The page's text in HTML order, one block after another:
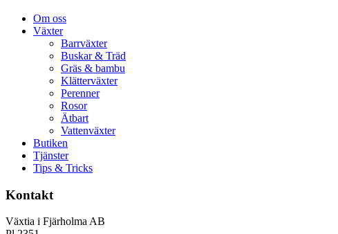
Om oss
Växter
Barrväxter
Buskar & Träd
Gräs & bambu
Klätterväxter
Perenner
Rosor
Ätbart
Vattenväxter
Butiken
Tjänster
Tips & Tricks
Kontakt
Växtia i Fjärholma AB